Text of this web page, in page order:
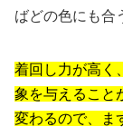
ばどの色にも合
着回し力が高く
象を与えること
変わるので、ま